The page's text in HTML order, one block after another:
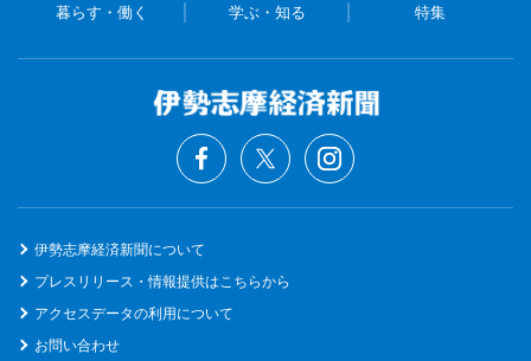
暮らす・働く 学ぶ・知る 特集
伊勢志摩経済新聞について
プレスリリース・情報提供はこちらから
アクセスデータの利用について
お問い合わせ